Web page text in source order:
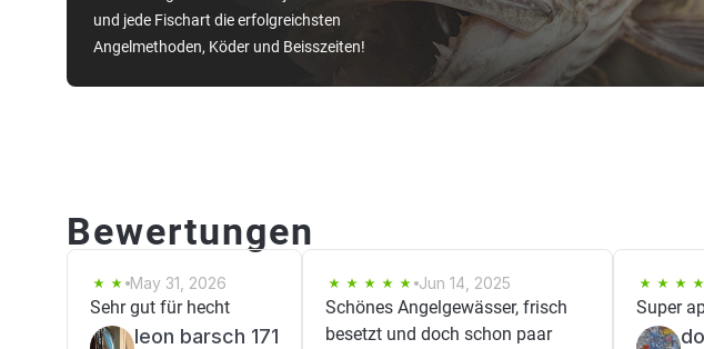
und jede Fischart die erfolgreichsten
Angelmethoden, Köder und Beisszeiten!
Bewertungen
May 31, 2026
Sehr gut für hecht
leon barsch 171
Jun 14, 2025
Schönes Angelgewässer, frisch
besetzt und doch schon paar
Super